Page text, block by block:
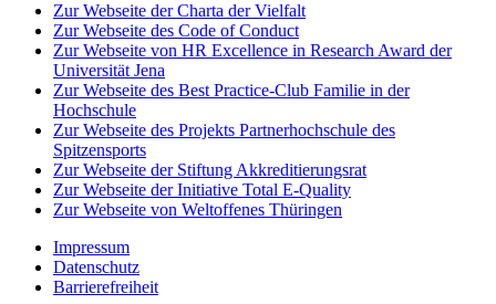
Zur Webseite der Charta der Vielfalt
Zur Webseite des Code of Conduct
Zur Webseite von HR Excellence in Research Award der
Universität Jena
Zur Webseite des Best Practice-Club Familie in der
Hochschule
Zur Webseite des Projekts Partnerhochschule des
Spitzensports
Zur Webseite der Stiftung Akkreditierungsrat
Zur Webseite der Initiative Total E-Quality
Zur Webseite von Weltoffenes Thüringen
Impressum
Datenschutz
Barrierefreiheit